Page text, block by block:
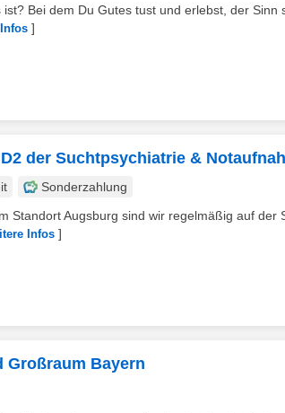
Bei dem Du Gutes tust und erlebst, der Sinn
]
der Suchtpsychiatrie &
Sonderzahlung
Standort Augsburg sind wir regelmäßig auf der
Infos ]
Großraum Bayern